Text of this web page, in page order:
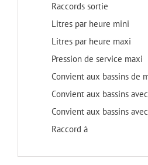
Raccords sortie
Litres par heure mini
Litres par heure maxi
Pression de service maxi
Convient aux bassins de
Convient aux bassins
Convient aux bassins
Raccord à